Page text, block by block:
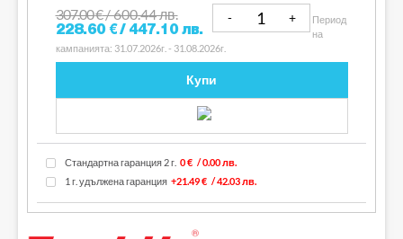
5
307.00€/ 600.44 лв.
228.60 €/ 447.10 лв.
Период
на
кампанията: 31.07.2026г. - 31.08.2026г.
Купи
Стандартна гаранция 2 г. 0 € / 0.00 лв.
1 г. удължена гаранция +21.49 € / 42.03 лв.